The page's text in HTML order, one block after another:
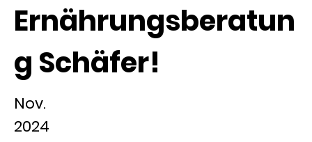
Ernährungsberatun
g Schäfer!
Nov.
2024